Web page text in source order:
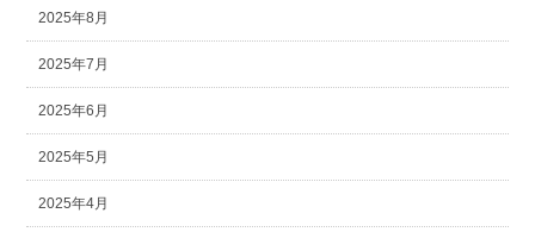
2025年8月
2025年7月
2025年6月
2025年5月
2025年4月